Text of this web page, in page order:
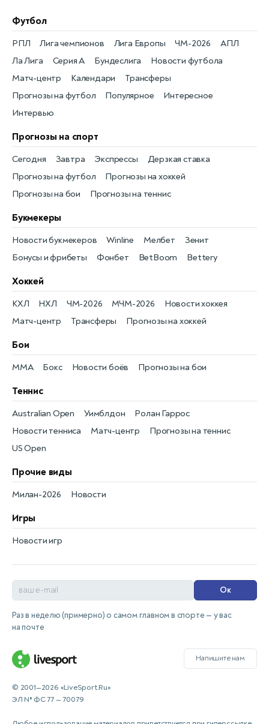
Футбол
Новости футбола
РПЛ
Матч-центр
Лига чемпионов
Календари
Лига Европы
Трансферы
ЧМ-2026
Прогнозы на футбол
АПЛ
Популярное
Ла Лига
Интересное
Серия А
Интервью
Бундеслига
Прогнозы на спорт
Прогнозы на футбол
Сегодня
Прогнозы на хоккей
Завтра
Прогнозы на бои
Экспрессы
Прогнозы на теннис
Дерзкая ставка
Букмекеры
Бонусы и фрибеты
Новости букмекеров
Фонбет
Winline
BetBoom
Мелбет
Bettery
Зенит
Хоккей
Новости хоккея
КХЛ
Матч-центр
НХЛ
Трансферы
ЧМ-2026
Прогнозы на хоккей
МЧМ-2026
Бои
Новости боёв
MMA Прогнозы на бои
Бокс
Теннис
Новости тенниса
Australian Open
Матч-центр
Уимблдон
Прогнозы на теннис
Ролан Гаррос
US Open
Прочие виды
Новости
Милан-2026
Игры
Новости игр
Ок
Раз в неделю (примерно) о самом главном в спорте — у вас
на почте
Напишите нам
© 2001—2026 «LiveSport.Ru»
ЭЛ № ФС 77 — 70079